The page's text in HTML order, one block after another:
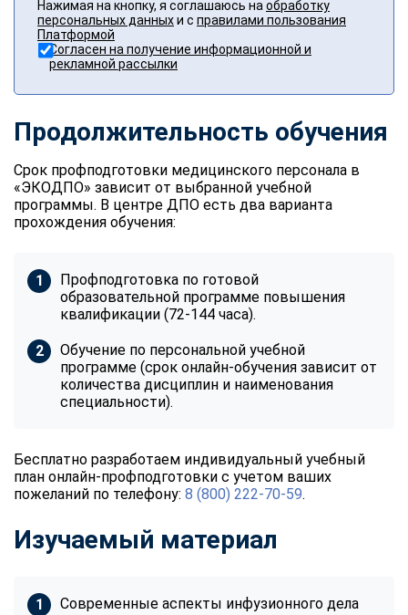
Нажимая на кнопку, я соглашаюсь на обработку
персональных данныхи с правилами пользования
Платформой
Согласен на получение информационной и
рекламной рассылки
Продолжительность обучения
Срок профподготовки медицинского персонала в
«ЭКОДПО» зависит от выбранной учебной
программы. В центре ДПО есть два варианта
прохождения обучения:
Профподготовка по готовой
образовательной программе повышения
квалификации (72-144 часа).
Обучение по персональной учебной
программе (срок онлайн-обучения зависит от
количества дисциплин и наименования
специальности).
Бесплатно разработаем индивидуальный учебный
план онлайн-профподготовки с учетом ваших
пожеланий по телефону: 8 (800) 222-70-59.
Изучаемый материал
Современные аспекты инфузионного дела